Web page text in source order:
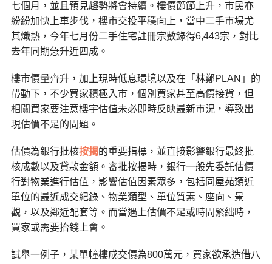
七個月，並且預見趨勢將會持續。樓價節節上升，市民亦
紛紛加快上車步伐，樓市交投平穩向上，當中二手市場尤
其熾熱，今年七月份二手住宅註冊宗數錄得6,443宗，對比
去年同期急升近四成。
樓市價量齊升，加上現時低息環境以及在「林鄭PLAN」的
帶動下，不少買家積極入市，個別買家甚至高價接貨，但
相關買家要注意樓宇估值未必即時反映最新市況，導致出
現估價不足的問題。
估價為銀行批核按揭的重要指標，並直接影響銀行最終批
核成數以及貸款金額。審批按揭時，銀行一般先委託估價
行對物業進行估值，影響估值因素眾多，包括同屋苑類近
單位的最近成交紀錄、物業類型、單位質素、座向、景
觀，以及鄰近配套等。而當遇上估價不足或時間緊絀時，
買家或需要抬錢上會。
試舉一例子，某單幢樓成交價為800萬元，買家欲承造借八